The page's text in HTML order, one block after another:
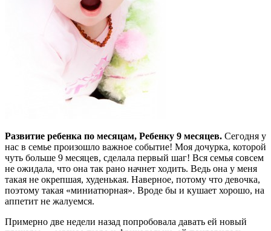
Развитие ребенка по месяцам, Ребенку 9 месяцев. Сегодня у
нас в семье произошло важное событие! Моя дочурка, которой
чуть больше 9 месяцев, сделала первый шаг! Вся семья совсем
не ожидала, что она так рано начнет ходить. Ведь она у меня
такая не окрепшая, худенькая. Наверное, потому что девочка,
поэтому такая «миниатюрная». Вроде бы и кушает хорошо, на
аппетит не жалуемся.
Примерно две недели назад попробовала давать ей новый